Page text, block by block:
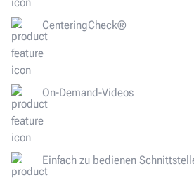
CenteringCheck®
On-Demand-Videos
Einfach zu bedienen